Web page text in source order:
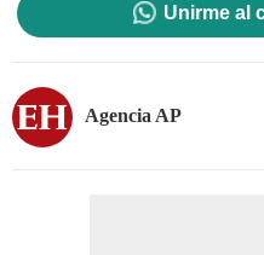
Unirme al
Agencia AP